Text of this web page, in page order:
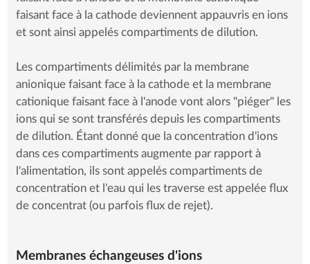
faisant face à la cathode deviennent appauvris en ions
et sont ainsi appelés compartiments de dilution.
Les compartiments délimités par la membrane
anionique faisant face à la cathode et la membrane
cationique faisant face à l'anode vont alors "piéger" les
ions qui se sont transférés depuis les compartiments
de dilution. Étant donné que la concentration d'ions
dans ces compartiments augmente par rapport à
l'alimentation, ils sont appelés compartiments de
concentration et l'eau qui les traverse est appelée flux
de concentrat (ou parfois flux de rejet).
Membranes échangeuses d'ions